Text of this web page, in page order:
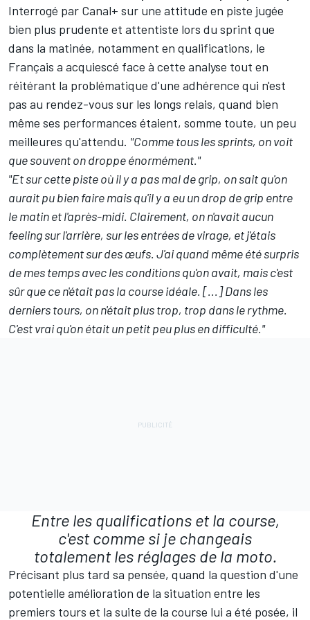
Interrogé par Canal+ sur une attitude en piste jugée
bien plus prudente et attentiste lors du sprint que
dans la matinée, notamment en qualifications, le
Français a acquiescé face à cette analyse tout en
réitérant la problématique d'une adhérence qui n'est
pas au rendez-vous sur les longs relais, quand bien
même ses performances étaient, somme toute, un peu
meilleures qu'attendu. "Comme tous les sprints, on voit
que souvent on droppe énormément."
"Et sur cette piste où il y a pas mal de grip, on sait qu'on
aurait pu bien faire mais qu'il y a eu un drop de grip entre
le matin et l'après-midi. Clairement, on n'avait aucun
feeling sur l'arrière, sur les entrées de virage, et j'étais
complètement sur des œufs. J'ai quand même été surpris
de mes temps avec les conditions qu'on avait, mais c'est
sûr que ce n'était pas la course idéale. [...] Dans les
derniers tours, on n'était plus trop, trop dans le rythme.
C'est vrai qu'on était un petit peu plus en difficulté."
Entre les qualifications et la course,
c'est comme si je changeais
totalement les réglages de la moto.
Précisant plus tard sa pensée, quand la question d'une
potentielle amélioration de la situation entre les
premiers tours et la suite de la course lui a été posée, il